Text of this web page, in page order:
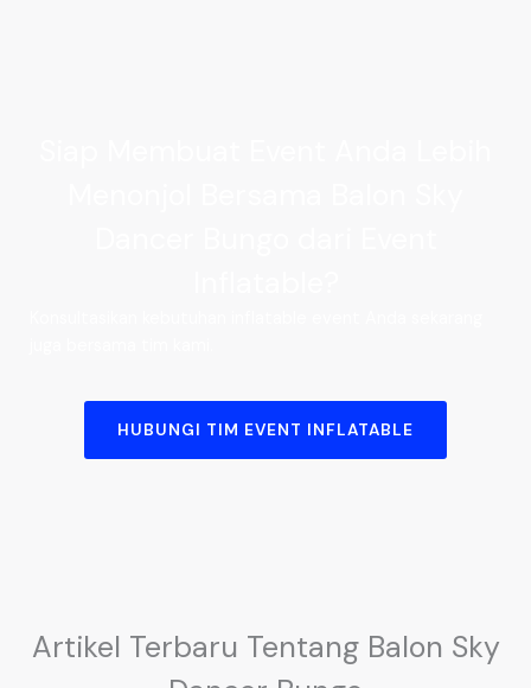
HUBUNGI TIM EVENT INFLATABLE
Artikel Terbaru Tentang Balon Sky